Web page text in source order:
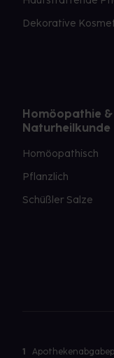
Dekorative
Homöopathie &
Naturheilkunde
Homöopathisch
Pflanzlich
Schüßler Salze
1